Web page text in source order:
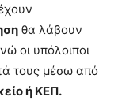
θα λάβουν
οι υπόλοιποι
τους μέσω από
ή ΚΕΠ.